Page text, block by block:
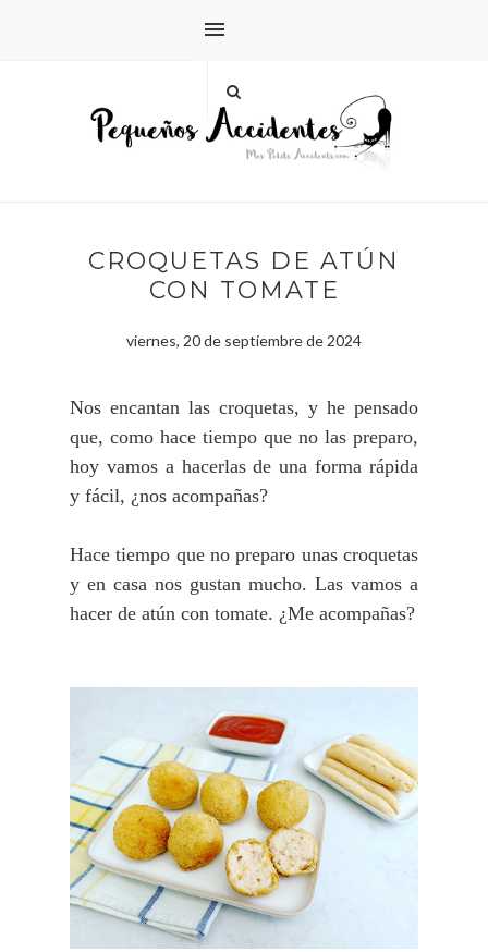
CROQUETAS DE ATÚN
CON TOMATE
viernes, 20 de septiembre de 2024
Nos encantan las croquetas, y he pensado
que, como hace tiempo que no las preparo,
hoy vamos a hacerlas de una forma rápida
y fácil, ¿nos acompañas?
Hace tiempo que no preparo unas croquetas
y en casa nos gustan mucho. Las vamos a
hacer de atún con tomate. ¿Me acompañas?